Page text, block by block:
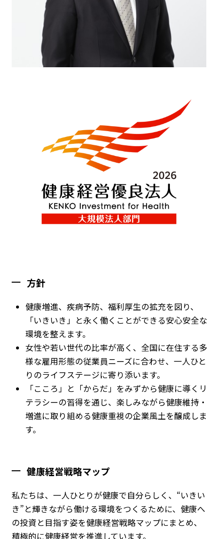
方針
健康増進、疾病予防、福利厚生の拡充を図り、
「いきいき」と永く働くことができる安心安全な
環境を整えます。
女性や若い世代の比率が高く、全国に在住する多
様な雇用形態の従業員ニーズに合わせ、一人ひと
りのライフステージに寄り添います。
「こころ」と「からだ」をみずから健康に導くリ
テラシーの習得を通じ、楽しみながら健康維持・
増進に取り組める健康重視の企業風土を醸成しま
す。
健康経営戦略マップ
私たちは、一人ひとりが健康で自分らしく、“いきい
き”と輝きながら働ける環境をつくるために、健康へ
の投資と目指す姿を健康経営戦略マップにまとめ、
積極的に健康経営を推進しています。